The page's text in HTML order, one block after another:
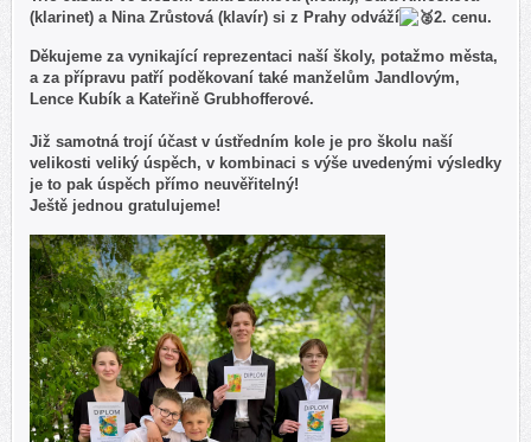
(klarinet) a Nina Zrůstová (klavír) si z Prahy odváží
2. cenu.
Děkujeme za vynikající reprezentaci naší školy, potažmo města,
a za přípravu patří poděkovaní také manželům Jandlovým,
Lence Kubík a Kateřině Grubhofferové.
Již samotná trojí účast v ústředním kole je pro školu naší
velikosti veliký úspěch, v kombinaci s výše uvedenými výsledky
je to pak úspěch přímo neuvěřitelný!
Ještě jednou gratulujeme!